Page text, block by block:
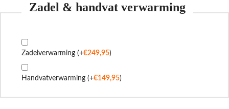
Zadel & handvat verwarming
Zadelverwarming (+€249,95)
Handvatverwarming (+€149,95)